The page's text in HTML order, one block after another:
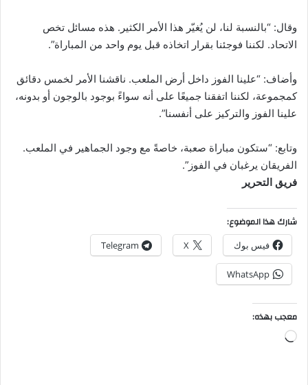
وقال: “بالنسبة لنا، لن يُغيّر هذا الأمر الكثير. هذه مسائل تخص
الاتحاد. لكننا فوجئنا بقرار اتخاذه قبل يوم واحد من المباراة”.
وأضاف: “علينا الفوز داخل أرض الملعب. ناقشنا الأمر لخمس دقائق
كمجموعة، لكننا اتفقنا جميعًا على أنه سواءً بوجود بالوجون أو بدونه،
علينا الفوز والتركيز على أنفسنا”.
وتابع: “ستكون مباراة صعبة، خاصةً مع وجود الجماهير في الملعب.
الفريقان يرغبان في الفوز”.
فريق التحرير
شارك هذا الموضوع:
فيس بوك X
Telegram
WhatsApp
معجب بهذه:
جاري